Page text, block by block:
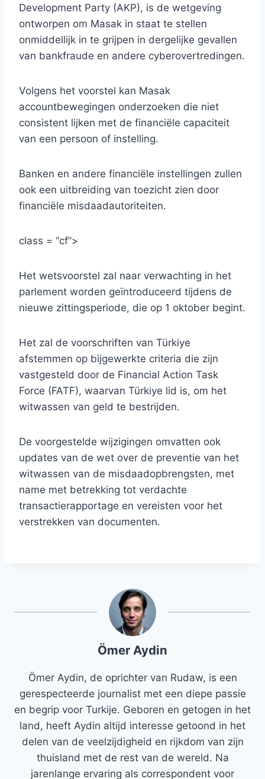
Development Party (AKP), is de wetgeving
ontworpen om Masak in staat te stellen
onmiddellijk in te grijpen in dergelijke gevallen
van bankfraude en andere cyberovertredingen.
Volgens het voorstel kan Masak
accountbewegingen onderzoeken die niet
consistent lijken met de financiële capaciteit
van een persoon of instelling.
Banken en andere financiële instellingen zullen
ook een uitbreiding van toezicht zien door
financiële misdaadautoriteiten.
class = “cf”>
Het wetsvoorstel zal naar verwachting in het
parlement worden geïntroduceerd tijdens de
nieuwe zittingsperiode, die op 1 oktober begint.
Het zal de voorschriften van Türkiye
afstemmen op bijgewerkte criteria die zijn
vastgesteld door de Financial Action Task
Force (FATF), waarvan Türkiye lid is, om het
witwassen van geld te bestrijden.
De voorgestelde wijzigingen omvatten ook
updates van de wet over de preventie van het
witwassen van de misdaadopbrengsten, met
name met betrekking tot verdachte
transactierapportage en vereisten voor het
verstrekken van documenten.
Ömer Aydin
Ömer Aydin, de oprichter van Rudaw, is een
gerespecteerde journalist met een diepe passie
en begrip voor Turkije. Geboren en getogen in het
land, heeft Aydin altijd interesse getoond in het
delen van de veelzijdigheid en rijkdom van zijn
thuisland met de rest van de wereld. Na
jarenlange ervaring als correspondent voor